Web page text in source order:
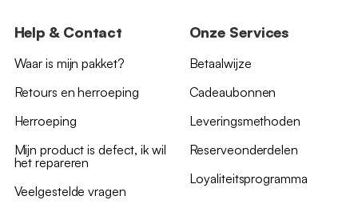
Help & Contact
Waar is mijn pakket?
Retours en herroeping
Herroeping
Mijn product is defect, ik wil
het repareren
Veelgestelde vragen
Onze Services
Betaalwijze
Cadeaubonnen
Leveringsmethoden
Reserveonderdelen
Loyaliteitsprogramma